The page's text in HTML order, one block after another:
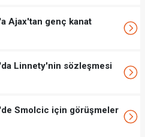
Ajax'tan genç kanat
Linnety'nin sözleşmesi
Smolcic için görüşmeler